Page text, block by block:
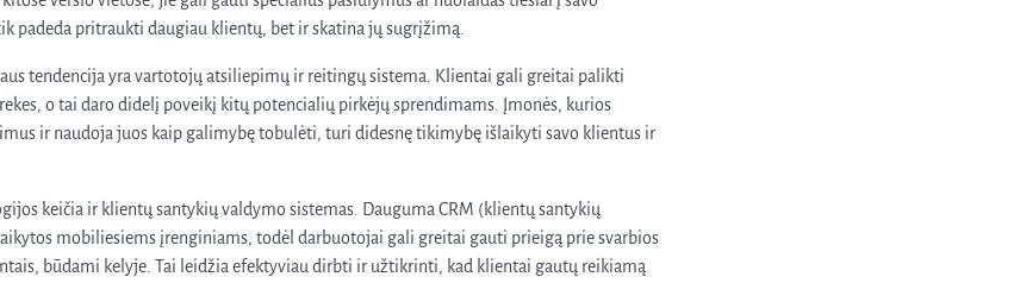
padeda pritraukti daugiau klientų, bet ir skatina jų sugrįžimą.
tendencija yra vartotojų atsiliepimų ir reitingų sistema. Klientai gali greitai palikti
o tai daro didelį poveikį kitų potencialių pirkėjų sprendimams. Įmonės, kurios
ir naudoja juos kaip galimybę tobulėti, turi didesnę tikimybę išlaikyti savo klientus ir
keičia ir klientų santykių valdymo sistemas. Dauguma CRM (klientų santykių
mobiliesiems įrenginiams, todėl darbuotojai gali greitai gauti prieigą prie svarbios
būdami kelyje. Tai leidžia efektyviau dirbti ir užtikrinti, kad klientai gautų reikiamą